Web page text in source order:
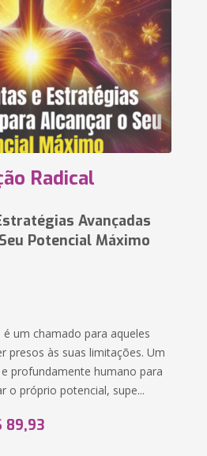
Radical
Avançadas
Potencial Máximo
um chamado para aqueles
presos às suas limitações. Um
profundamente humano para
o próprio potencial, supe...
89,93